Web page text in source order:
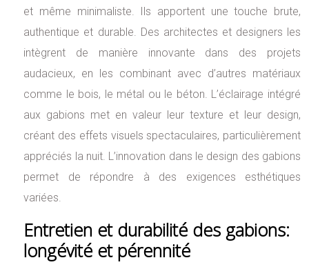
et même minimaliste. Ils apportent une touche brute,
authentique et durable. Des architectes et designers les
intègrent de manière innovante dans des projets
audacieux, en les combinant avec d’autres matériaux
comme le bois, le métal ou le béton. L’éclairage intégré
aux gabions met en valeur leur texture et leur design,
créant des effets visuels spectaculaires, particulièrement
appréciés la nuit. L’innovation dans le design des gabions
permet de répondre à des exigences esthétiques
variées.
Entretien et durabilité des gabions:
longévité et pérennité